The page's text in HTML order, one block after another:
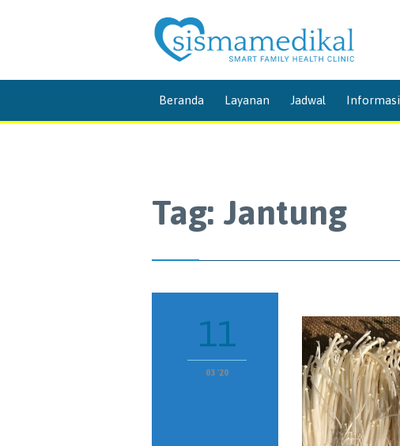
Beranda Layanan Jadwal Informasi
Tag: Jantung
11
03 '20